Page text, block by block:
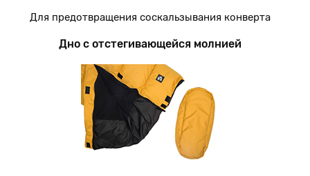
Для предотвращения соскальзывания конверта
Дно с отстегивающейся молнией